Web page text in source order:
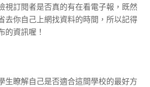
視訂閱者是否真的有在看電子報，既然
去你自己上網找資料的時間，所以記得
的資訊喔！
生瞭解自己是否適合這間學校的最好方